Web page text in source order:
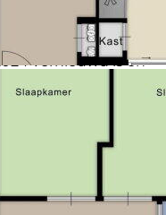
is gelegen aan de
van 8 resp. 10 m2
De volledig
vernieuwd is en
glazen wanden,
elektrische ventilatie.
zich een